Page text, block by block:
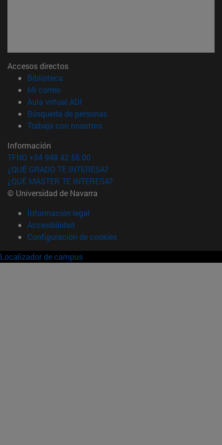
Accesos directos
Biblioteca
Mi correo(abre en nueva ventana)
Aula virtual ADI
Búsqueda de personas(abre en nueva ventana)
Trabaja con nosotros(abre en nueva ventana)
Información
TFNO +34 948 42 56 00
¿QUÉ GRADO TE INTERESA?
¿QUÉ MÁSTER TE INTERESA?
© Universidad de Navarra
Información legal
Accesibilidad
Configuración de cookies
Localizador de campus